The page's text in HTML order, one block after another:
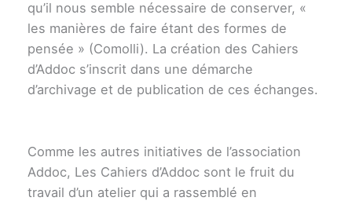
qu’il nous semble nécessaire de conserver, «
les manières de faire étant des formes de
pensée » (Comolli). La création des Cahiers
d’Addoc s’inscrit dans une démarche
d’archivage et de publication de ces échanges.
Comme les autres initiatives de l’association
Addoc, Les Cahiers d’Addoc sont le fruit du
travail d’un atelier qui a rassemblé en